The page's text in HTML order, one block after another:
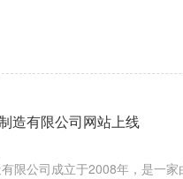
造有限公司网站上线
限公司成立于2008年，是一